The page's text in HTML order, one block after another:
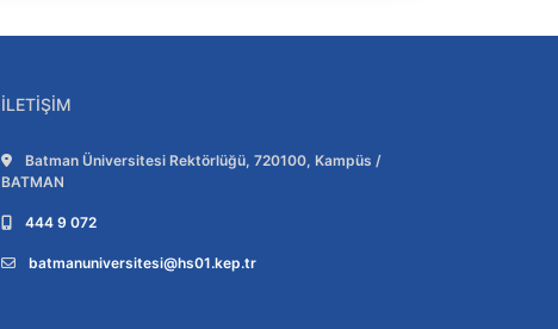
İLETIŞIM
Adres:
Batman Üniversitesi Rektörlüğü, 720100, Kampüs /
BATMAN
Telefon:
444 9 072
E-posta:
batmanuniversitesi@hs01.kep.tr